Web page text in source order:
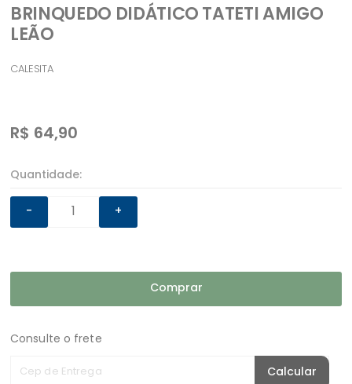
BRINQUEDO DIDÁTICO TATETI AMIGO
LEÃO
CALESITA
R$ 64,90
Quantidade:
-
+
Comprar
Consulte o frete
Cep de Entrega Calcular